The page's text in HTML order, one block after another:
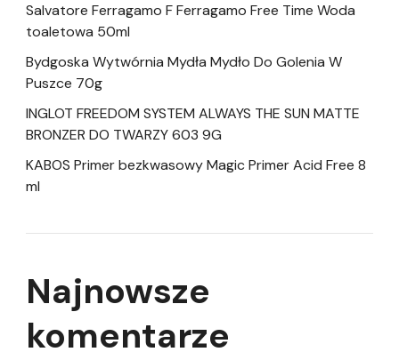
Salvatore Ferragamo F Ferragamo Free Time Woda
toaletowa 50ml
Bydgoska Wytwórnia Mydła Mydło Do Golenia W
Puszce 70g
INGLOT FREEDOM SYSTEM ALWAYS THE SUN MATTE
BRONZER DO TWARZY 603 9G
KABOS Primer bezkwasowy Magic Primer Acid Free 8
ml
Najnowsze
komentarze